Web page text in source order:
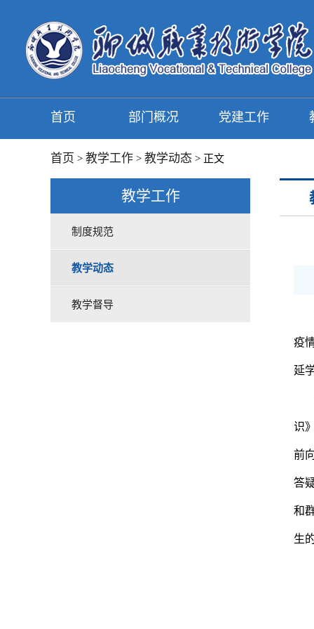
首页 部门概况 党建工作
首页 > 教学工作 > 教学动态 > 正文
教学工作
制度规范
教学动态
教学督导
疫
延
识
前
答
和
生